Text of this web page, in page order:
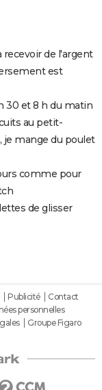
de l'argent
est
30 et 8 h du matin
au petit-
je mange du poulet
comme pour
de glisser
Publicité
Contact
personnelles
Groupe Figaro